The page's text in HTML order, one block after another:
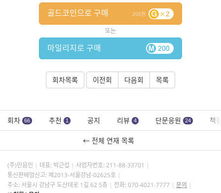
200 2
골드코인으로 구매
또는
200
마일리지로 구매
회차목록 이전회 다음회 목록
회차 66 추천 1 공지 리뷰 4 단문응원 24 책
← 전체 연재 목록
(주)민음인 대표: 박근섭 사업자번호: 211-88-33701
통신판매업신고: 제2013-서울강남-02625호
주소: 서울시 강남구 도산대로 1길 62 5층
전화: 070-4021-7777
문의